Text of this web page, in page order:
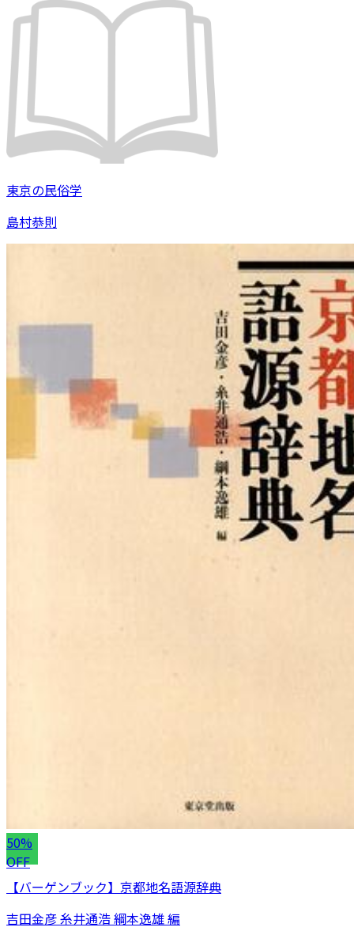
東京の民俗学
島村恭則
50%
OFF
【バーゲンブック】京都地名語源辞典
吉田金彦 糸井通浩 綱本逸雄 編